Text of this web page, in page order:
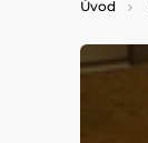
Úvod